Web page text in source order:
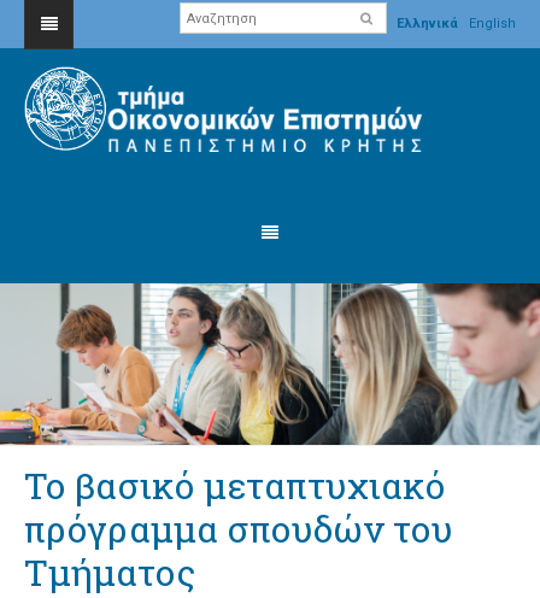
Ελληνικά English
Το βασικό μεταπτυχιακό
πρόγραμμα σπουδών του
Τμήματος